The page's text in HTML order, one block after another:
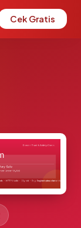
Cek Gratis